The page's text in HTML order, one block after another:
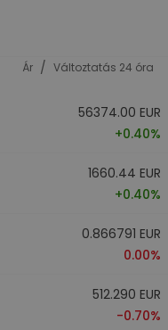
Ár / Változtatás 24 óra
56374.00 EUR
+0.40%
1660.44 EUR
+0.40%
0.866791 EUR
0.00%
512.290 EUR
-0.70%